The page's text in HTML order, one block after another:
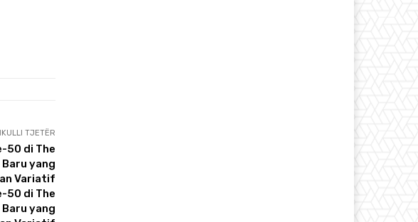
TJETËR
50 di The
yang